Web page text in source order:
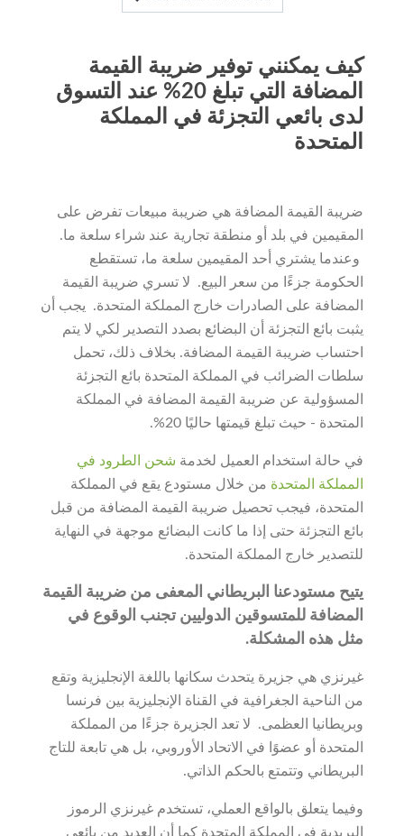
كيف يمكنني توفير ضريبة القيمة
المضافة التي تبلغ 20% عند التسوق
لدى بائعي التجزئة في المملكة
المتحدة
ضريبة القيمة المضافة هي ضريبة مبيعات تفرض على
المقيمين في بلد أو منطقة تجارية عند شراء سلعة ما.
وعندما يشتري أحد المقيمين سلعة ما، تستقطع
الحكومة جزءًا من سعر البيع. لا تسري ضريبة القيمة
المضافة على الصادرات خارج المملكة المتحدة. يجب أن
يثبت بائع التجزئة أن البضائع بصدد التصدير لكي لا يتم
احتساب ضريبة القيمة المضافة. بخلاف ذلك، تحمل
سلطات الضرائب في المملكة المتحدة بائع التجزئة
المسؤولية عن ضريبة القيمة المضافة في المملكة
المتحدة - حيث تبلغ قيمتها حاليًا 20%.
في حالة استخدام العميل لخدمة شحن الطرود في
المملكة المتحدة من خلال مستودع يقع في المملكة
المتحدة، فيجب تحصيل ضريبة القيمة المضافة من قبل
بائع التجزئة حتى إذا ما كانت البضائع موجهة في النهاية
للتصدير خارج المملكة المتحدة.
يتيح مستودعنا البريطاني المعفى من ضريبة القيمة
المضافة للمتسوقين الدوليين تجنب الوقوع في
مثل هذه المشكلة.
غيرنزي هي جزيرة يتحدث سكانها باللغة الإنجليزية وتقع
من الناحية الجغرافية في القناة الإنجليزية بين فرنسا
وبريطانيا العظمى. لا تعد الجزيرة جزءًا من المملكة
المتحدة أو عضوًا في الاتحاد الأوروبي، بل هي تابعة للتاج
البريطاني وتتمتع بالحكم الذاتي.
وفيما يتعلق بالواقع العملي، تستخدم غيرنزي الرموز
البريدية في المملكة المتحدة كما أن العديد من بائعي